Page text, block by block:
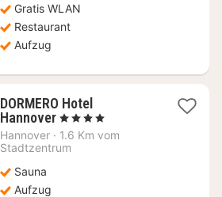
78,50
€
Gratis WLAN
Restaurant
Aufzug
DORMERO Hotel
Hannover1
Nacht
ab
, 4 Sterne
Hannover · 1.6 Km vom
Stadtzentrum
Sauna
Aufzug